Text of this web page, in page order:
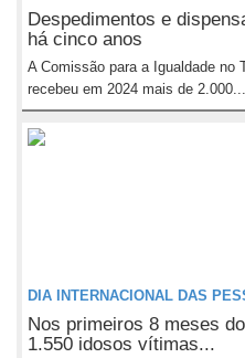
Despedimentos e
há cinco anos
A Comissão para a Igualdade no
recebeu em 2024 mais de 2.000...
DIA INTERNACIONAL DAS
Nos primeiros 8 meses
1.550 idosos vítimas...